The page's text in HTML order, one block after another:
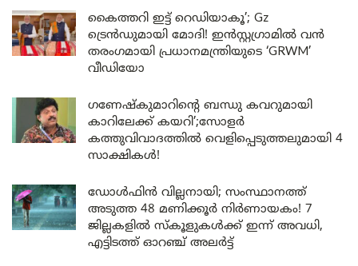
കൈത്തറി ഇട്ട് റെഡിയാകൂ’; Gz
ട്രെൻഡുമായി മോദി! ഇൻസ്റ്റഗ്രാമിൽ വൻ
തരംഗമായി പ്രധാനമന്ത്രിയുടെ ‘GRWM’
വീഡിയോ
ഗണേഷ്കുമാറിന്റെ ബന്ധു കവറുമായി
കാറിലേക്ക് കയറി’;സോളർ
കത്തുവിവാദത്തിൽ വെളിപ്പെടുത്തലുമായി 4
സാക്ഷികൾ!
ഡോൾഫിൻ വില്ലനായി; സംസ്ഥാനത്ത്
അടുത്ത 48 മണിക്കൂർ നിർണായകം! 7
ജില്ലകളിൽ സ്കൂളുകൾക്ക് ഇന്ന് അവധി,
എട്ടിടത്ത് ഓറഞ്ച് അലർട്ട്